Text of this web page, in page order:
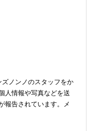
ノンノのスタッフをか
人情報や写真などを送
報告されています。メ